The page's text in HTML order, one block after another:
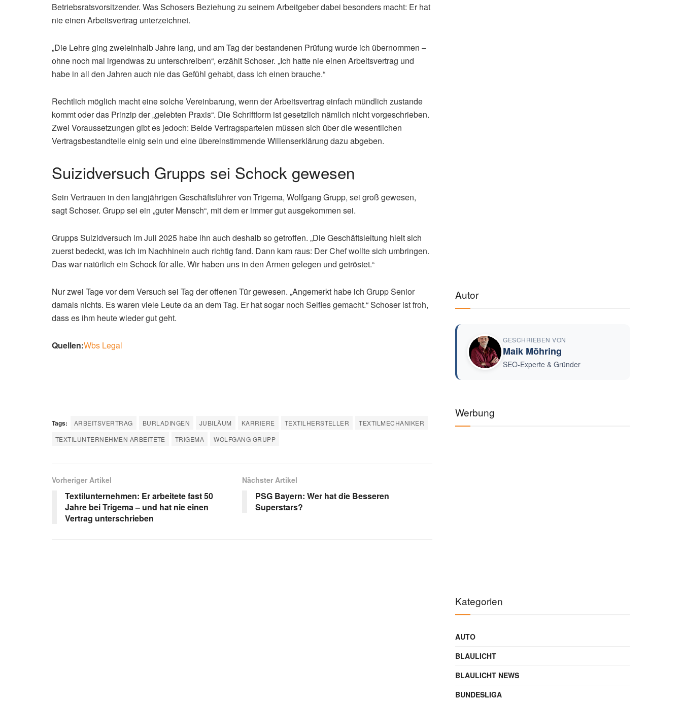
Betriebsratsvorsitzender. Was Schosers Beziehung zu seinem Arbeitgeber dabei besonders macht: Er hat
nie einen Arbeitsvertrag unterzeichnet.
„Die Lehre ging zweieinhalb Jahre lang, und am Tag der bestandenen Prüfung wurde ich übernommen –
ohne noch mal irgendwas zu unterschreiben“, erzählt Schoser. „Ich hatte nie einen Arbeitsvertrag und
habe in all den Jahren auch nie das Gefühl gehabt, dass ich einen brauche.“
Rechtlich möglich macht eine solche Vereinbarung, wenn der Arbeitsvertrag einfach mündlich zustande
kommt oder das Prinzip der „gelebten Praxis“. Die Schriftform ist gesetzlich nämlich nicht vorgeschrieben.
Zwei Voraussetzungen gibt es jedoch: Beide Vertragsparteien müssen sich über die wesentlichen
Vertragsbestandteile einig sein und eine übereinstimmende Willenserklärung dazu abgeben.
Suizidversuch Grupps sei Schock gewesen
Sein Vertrauen in den langjährigen Geschäftsführer von Trigema, Wolfgang Grupp, sei groß gewesen,
sagt Schoser. Grupp sei ein „guter Mensch“, mit dem er immer gut ausgekommen sei.
Grupps Suizidversuch im Juli 2025 habe ihn auch deshalb so getroffen. „Die Geschäftsleitung hielt sich
zuerst bedeckt, was ich im Nachhinein auch richtig fand. Dann kam raus: Der Chef wollte sich umbringen.
Das war natürlich ein Schock für alle. Wir haben uns in den Armen gelegen und getröstet.“
Nur zwei Tage vor dem Versuch sei Tag der offenen Tür gewesen. „Angemerkt habe ich Grupp Senior
damals nichts. Es waren viele Leute da an dem Tag. Er hat sogar noch Selfies gemacht.“ Schoser ist froh,
dass es ihm heute wieder gut geht.
Quellen:Wbs Legal
Tags: ARBEITSVERTRAG BURLADINGEN JUBILÄUM KARRIERE TEXTILHERSTELLER
TEXTILMECHANIKER
TEXTILUNTERNEHMEN ARBEITETE
TRIGEMA WOLFGANG GRUPP
Vorheriger Artikel
Textilunternehmen: Er arbeitete fast 50
Jahre bei Trigema – und hat nie einen
Vertrag unterschrieben
Nächster Artikel
PSG Bayern: Wer hat die Besseren
Superstars?
Autor
GESCHRIEBEN VON
Maik Möhring
SEO-Experte & Gründer
Werbung
Kategorien
AUTO
BLAULICHT
BLAULICHT NEWS
BUNDESLIGA